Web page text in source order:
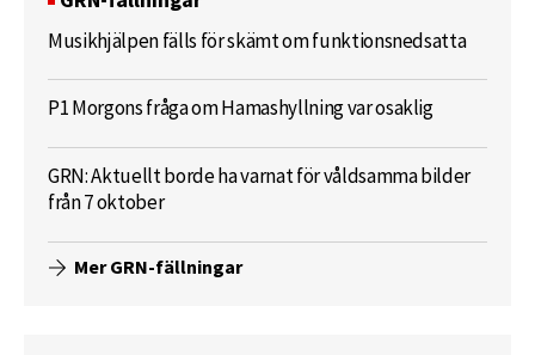
Musikhjälpen fälls för skämt om funktionsnedsatta
P1 Morgons fråga om Hamashyllning var osaklig
GRN: Aktuellt borde ha varnat för våldsamma bilder
från 7 oktober
Mer GRN-fällningar